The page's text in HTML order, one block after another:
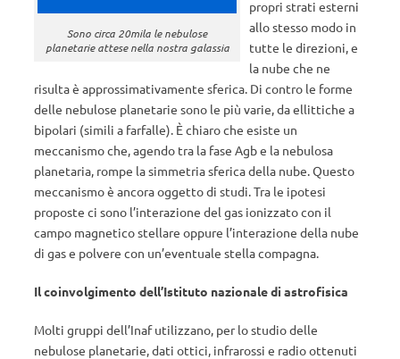
Sono circa 20mila le nebulose
planetarie attese nella nostra galassia
propri strati esterni
allo stesso modo in
tutte le direzioni, e
la nube che ne
risulta è approssimativamente sferica. Di contro le forme
delle nebulose planetarie sono le più varie, da ellittiche a
bipolari (simili a farfalle). È chiaro che esiste un
meccanismo che, agendo tra la fase Agb e la nebulosa
planetaria, rompe la simmetria sferica della nube. Questo
meccanismo è ancora oggetto di studi. Tra le ipotesi
proposte ci sono l’interazione del gas ionizzato con il
campo magnetico stellare oppure l’interazione della nube
di gas e polvere con un’eventuale stella compagna.
Il coinvolgimento dell’Istituto nazionale di astrofisica
Molti gruppi dell’Inaf utilizzano, per lo studio delle
nebulose planetarie, dati ottici, infrarossi e radio ottenuti